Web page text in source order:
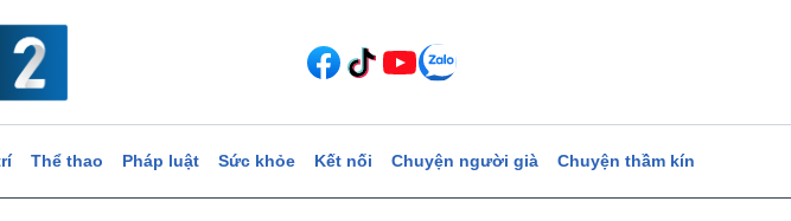
Thể thao Pháp luật Sức khỏe Kết nối Chuyện người già Chuyện thầm kín